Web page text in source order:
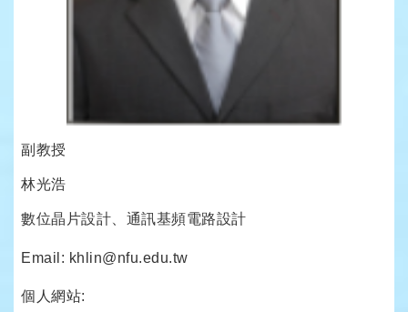
副教授
林光浩
數位晶片設計、通訊基頻電路設計
Email: khlin@nfu.edu.tw
個人網站: